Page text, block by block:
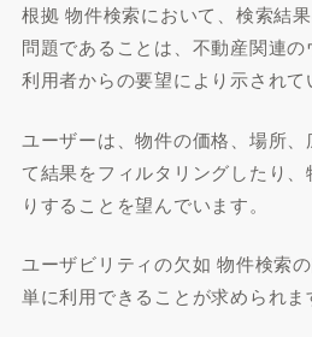
根拠 物件検索において、検索結
問題であることは、不動産関連
利用者からの要望により示されて
ユーザーは、物件の価格、場所
て結果をフィルタリングしたり
りすることを望んでいます。
ユーザビリティの欠如 物件検索
単に利用できることが求められま